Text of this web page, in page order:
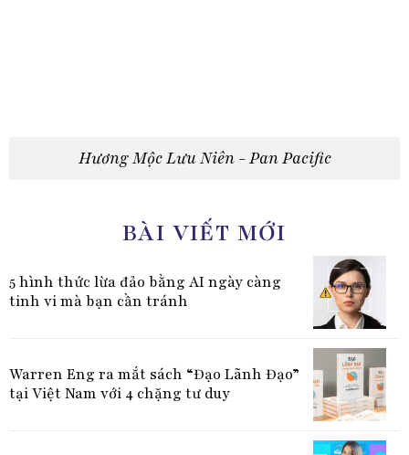
Hương Mộc Lưu Niên - Pan Pacific
BÀI VIẾT MỚI
5 hình thức lừa đảo bằng AI ngày càng
tinh vi mà bạn cần tránh
Warren Eng ra mắt sách “Đạo Lãnh Đạo”
tại Việt Nam với 4 chặng tư duy